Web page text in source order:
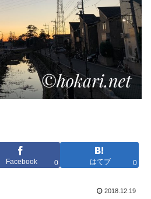
Facebook 0 はてブ 0
2018.12.19